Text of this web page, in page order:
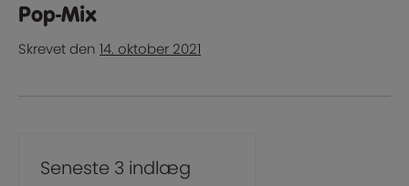
Pop-Mix
Skrevet den 14. oktober 2021
Seneste 3 indlæg